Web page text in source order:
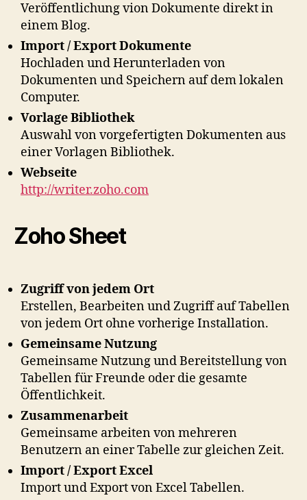
Veröffentlichung vion Dokumente direkt in
einem Blog.
Import / Export Dokumente
Hochladen und Herunterladen von
Dokumenten und Speichern auf dem lokalen
Computer.
Vorlage Bibliothek
Auswahl von vorgefertigten Dokumenten aus
einer Vorlagen Bibliothek.
Webseite
http://writer.zoho.com
Zoho Sheet
Zugriff von jedem Ort
Erstellen, Bearbeiten und Zugriff auf Tabellen
von jedem Ort ohne vorherige Installation.
Gemeinsame Nutzung
Gemeinsame Nutzung und Bereitstellung von
Tabellen für Freunde oder die gesamte
Öffentlichkeit.
Zusammenarbeit
Gemeinsame arbeiten von mehreren
Benutzern an einer Tabelle zur gleichen Zeit.
Import / Export Excel
Import und Export von Excel Tabellen.